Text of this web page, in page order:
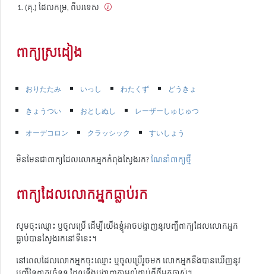
(គុ.) ដែលកម្រ, ពីបរទេស
ពាក្យស្រដៀង
おりたたみ いっし わたくず
どうきょ
きょうつい
おとしぬし
レーザーしゅじゅつ
オーデコロン
クラッシック すいしょう
មិនមែនជាពាក្យដែលលោកអ្នកកំពុងស្វែងរក?ណែនាំពាក្យថ្មី
ពាក្យដែលលោកអ្នកធ្លាប់រក
សូមចុះឈ្មោះ ឬចូលប្រើ ដើម្បីយើងខ្ញុំអាចបង្ហាញនូវបញ្ជីពាក្យដែលលោកអ្នក
ធ្លាប់បានស្វែងរកនៅទីនេះ។
នៅពេលដែលលោកអ្នកចុះឈ្មោះ ឬចូលប្រើរួចមក លោកអ្នកនឹងបានឃើញនូវ